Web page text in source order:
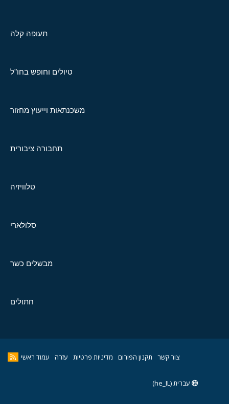
תעופה קלה
טיולים וחופש בחו"ל
משכנתאות וייעוץ מחזור
תחבורה ציבורית
טלוויזיה
סלולארי
מבשלים כשר
חתולים
צור קשר תקנון הפורום מדיניות פרטיות עזרה עמוד ראשי
עברית (he_IL)